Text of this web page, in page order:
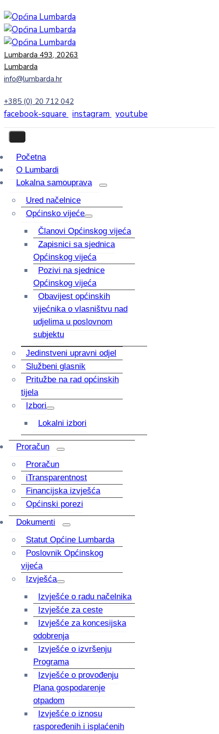
Lumbarda 493, 20263
Lumbarda
info@lumbarda.hr
+385 (0) 20 712 042
facebook-square instagram youtube
Početna
O Lumbardi
Lokalna samouprava
Ured načelnice
Općinsko vijeće
Članovi Općinskog vijeća
Zapisnici sa sjednica
Općinskog vijeća
Pozivi na sjednice
Općinskog vijeća
Obavijest općinskih
vijećnika o vlasništvu nad
udjelima u poslovnom
subjektu
Jedinstveni upravni odjel
Službeni glasnik
Pritužbe na rad općinskih
tijela
Izbori
Lokalni izbori
Proračun
Proračun
iTransparentnost
Financijska izvješća
Općinski porezi
Dokumenti
Statut Općine Lumbarda
Poslovnik Općinskog
vijeća
Izvješća
Izvješće o radu načelnika
Izvješće za ceste
Izvješće za koncesijska
odobrenja
Izvješće o izvršenju
Programa
Izvješće o provođenju
Plana gospodarenje
otpadom
Izvješće o iznosu
raspoređenih i isplaćenih